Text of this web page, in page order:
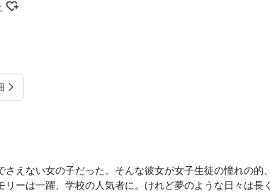
さえない女の子だった。そんな彼女が女子生徒の憧れの的
ーは一躍、学校の人気者に。けれど夢のような日々は長